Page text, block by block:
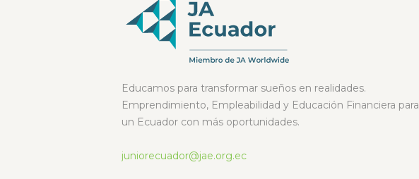
Educamos para transformar sueños en realidades.
Emprendimiento, Empleabilidad y Educación Financiera para
un Ecuador con más oportunidades.
juniorecuador@jae.org.ec